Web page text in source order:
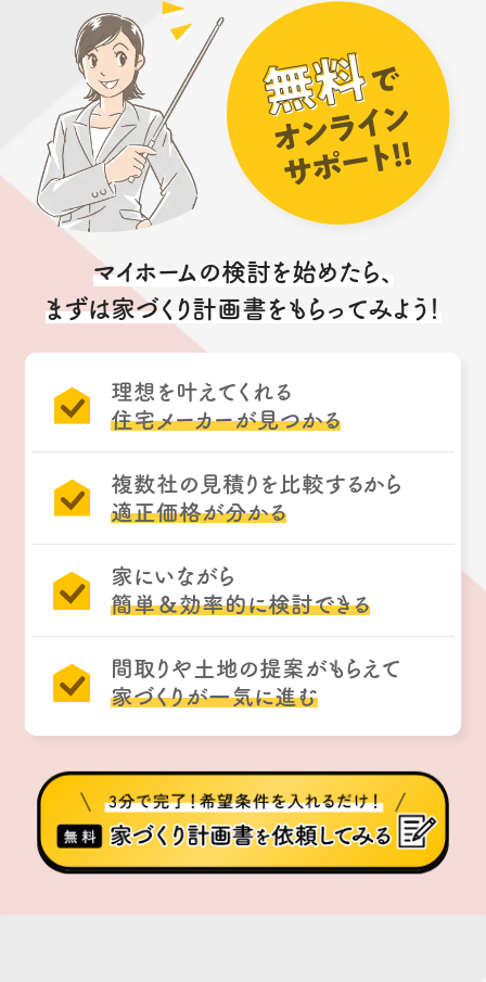
マイホームの検討を始めたら、
まずは家づくり計画書をもらってみよう！
理想を叶えてくれる
住宅メーカーが見つかる
複数社の見積りを比較するから
適正価格が分かる
家にいながら
簡単＆効率的に検討できる
間取りや土地の提案がもらえて
家づくりが一気に進む